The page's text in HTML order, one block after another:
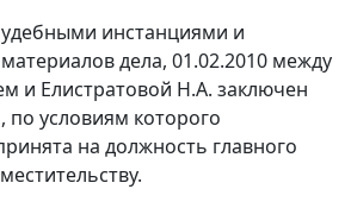
инстанциями и
дела, 01.02.2010 между
и Елистратовой Н.А. заключен
по условиям которого
на должность главного